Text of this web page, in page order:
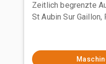
Zeitlich begrenzte
St Aubin Sur Gaillon,